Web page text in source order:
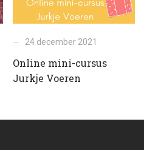
24 december 2021
Online mini-cursus
Jurkje Voeren